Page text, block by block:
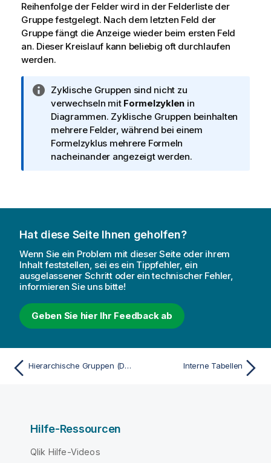
Reihenfolge der Felder wird in der Felderliste der
Gruppe festgelegt. Nach dem letzten Feld der
Gruppe fängt die Anzeige wieder beim ersten Feld
an. Dieser Kreislauf kann beliebig oft durchlaufen
werden.
I
n
f
o
r
m
o
s
h
i
n
w
e
i
s
Zyklische Gruppen sind nicht zu
verwechseln mit Formelzyklen in
Diagrammen. Zyklische Gruppen beinhalten
mehrere Felder, während bei einem
Formelzyklus mehrere Formeln
nacheinander angezeigt werden.
Hat diese Seite Ihnen geholfen?
Wenn Sie ein Problem mit dieser Seite oder ihrem
Inhalt feststellen, sei es ein Tippfehler, ein
ausgelassener Schritt oder ein technischer Fehler,
informieren Sie uns bitte!
Geben Sie hier Ihr Feedback ab
Hierarchische Gruppen (Drilldown-Gruppen) Interne Tabellen
Hilfe-Ressourcen
Qlik Hilfe-Videos